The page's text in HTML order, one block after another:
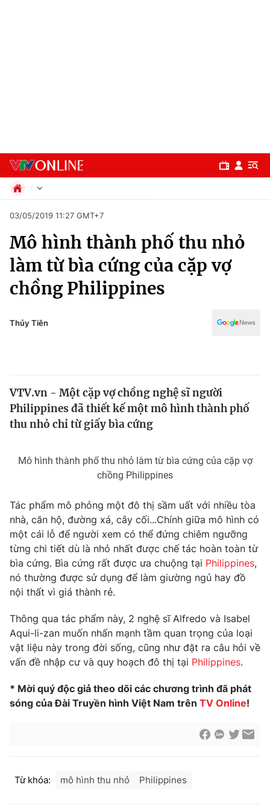
Chuyên mục
Chính trị
Thế giới
Thế giới đó đây
Thị trường
Góc doanh nghiệp
Truyền hình
Phim VTV
Hậu trường
Nhân vật
Khán giả
Giải sao mai
Giải trí
Điện ảnh
Sao
Đời sống
Du lịch
Làm đẹp
Chất lượng cuộc sống
Giáo dục
Tuyển sinh
Công nghệ
Hitech Công nghệ tương lai
Sản phẩm
Giao lưu trực tuyến
Xã hội
Pháp luật
Thể thao
Truyền hình
Văn hóa - Giải trí
03/05/2019 11:27 GMT+7
Mô hình thành phố thu nhỏ
làm từ bìa cứng của cặp vợ
chồng Philippines
Thủy Tiên
VTV.vn - Một cặp vợ chồng nghệ sĩ người
Philippines đã thiết kế một mô hình thành phố
thu nhỏ chỉ từ giấy bìa cứng
Mô hình thành phố thu nhỏ làm từ bìa cứng của cặp vợ
chồng Philippines
Tác phẩm mô phỏng một đô thị sầm uất với nhiều tòa
nhà, căn hộ, đường xá, cây cối...Chính giữa mô hình có
một cái lỗ để người xem có thể đứng chiêm ngưỡng
từng chi tiết dù là nhỏ nhất được chế tác hoàn toàn từ
bìa cứng. Bìa cứng rất được ưa chuộng tại Philippines,
nó thường được sử dụng để làm giường ngủ hay đồ
nội thất vì giá thành rẻ.
Thông qua tác phẩm này, 2 nghệ sĩ Alfredo và Isabel
Aqui-li-zan muốn nhấn mạnh tầm quan trọng của loại
vật liệu này trong đời sống, cũng như đặt ra câu hỏi về
vấn đề nhập cư và quy hoạch đô thị tại Philippines.
* Mời quý độc giả theo dõi các chương trình đã phát
sóng của Đài Truyền hình Việt Nam trên TV Online!
Từ khóa: mô hình thu nhỏ Philippines